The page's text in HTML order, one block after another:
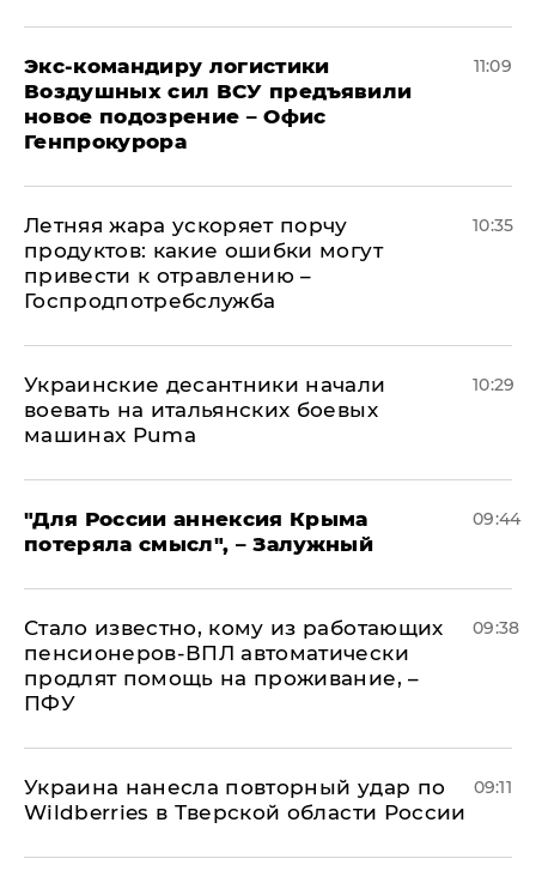
Экс-командиру логистики
Воздушных сил ВСУ предъявили
новое подозрение – Офис
Генпрокурора
11:09
Летняя жара ускоряет порчу
продуктов: какие ошибки могут
привести к отравлению –
Госпродпотребслужба
10:35
Украинские десантники начали
воевать на итальянских боевых
машинах Puma
10:29
"Для России аннексия Крыма
потеряла смысл", – Залужный
09:44
Стало известно, кому из работающих
пенсионеров-ВПЛ автоматически
продлят помощь на проживание, –
ПФУ
09:38
Украина нанесла повторный удар по
Wildberries в Тверской области России
09:11